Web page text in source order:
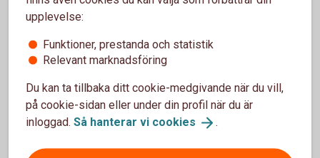
upplevelse:
Funktioner, prestanda och statistik
Relevant marknadsföring
Du kan ta tillbaka ditt cookie-medgivande när du vill,
på cookie-sidan eller under din profil när du är
inloggad. Så hanterar vi cookies .